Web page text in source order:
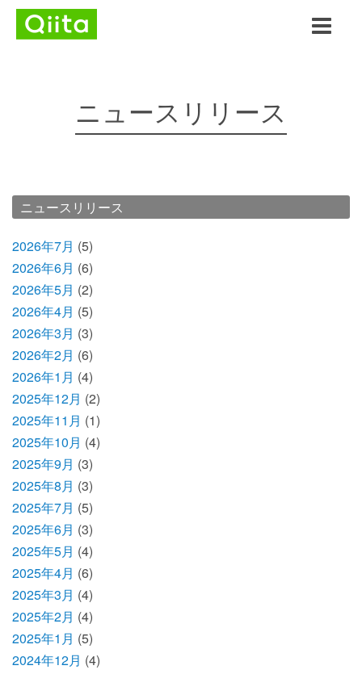
ニュースリリース
ニュースリリース
2026年7月 (5)
2026年6月 (6)
2026年5月 (2)
2026年4月 (5)
2026年3月 (3)
2026年2月 (6)
2026年1月 (4)
2025年12月 (2)
2025年11月 (1)
2025年10月 (4)
2025年9月 (3)
2025年8月 (3)
2025年7月 (5)
2025年6月 (3)
2025年5月 (4)
2025年4月 (6)
2025年3月 (4)
2025年2月 (4)
2025年1月 (5)
2024年12月 (4)